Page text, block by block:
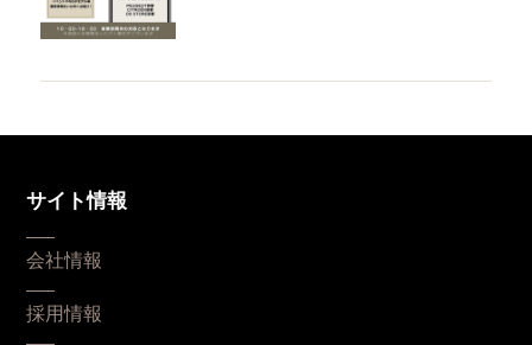
サイト情報
会社情報
採用情報